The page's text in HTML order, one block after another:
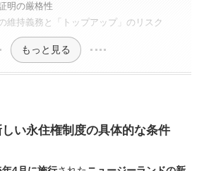
明の厳格性
維持義務と「トップアップ」のリスク
もっと見る
い永住権制度の具体的な条件